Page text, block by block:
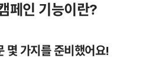
페인 기능이란?
몇 가지를 준비했어요!